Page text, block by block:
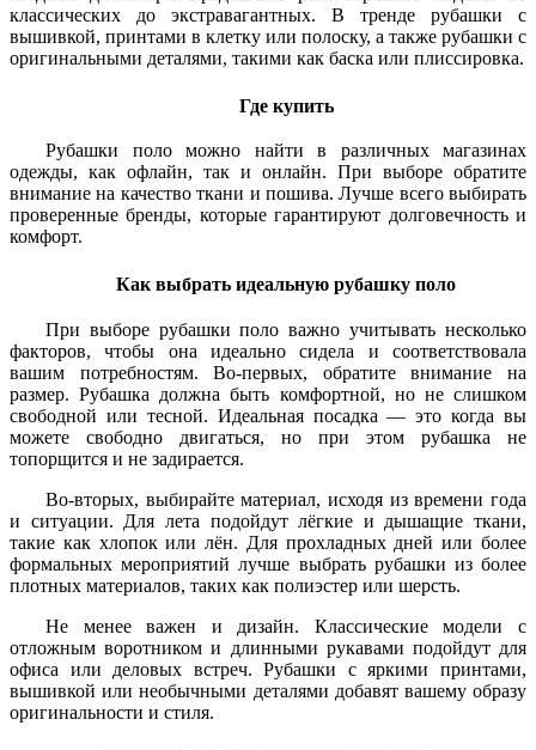
классических до экстравагантных. В тренде рубашки с
вышивкой, принтами в клетку или полоску, а также рубашки с
оригинальными деталями, такими как баска или плиссировка.
Где купить
Рубашки поло можно найти в различных магазинах
одежды, как офлайн, так и онлайн. При выборе обратите
внимание на качество ткани и пошива. Лучше всего выбирать
проверенные бренды, которые гарантируют долговечность и
комфорт.
Как выбрать идеальную рубашку поло
При выборе рубашки поло важно учитывать несколько
факторов, чтобы она идеально сидела и соответствовала
вашим потребностям. Во-первых, обратите внимание на
размер. Рубашка должна быть комфортной, но не слишком
свободной или тесной. Идеальная посадка — это когда вы
можете свободно двигаться, но при этом рубашка не
топорщится и не задирается.
Во-вторых, выбирайте материал, исходя из времени года
и ситуации. Для лета подойдут лёгкие и дышащие ткани,
такие как хлопок или лён. Для прохладных дней или более
формальных мероприятий лучше выбрать рубашки из более
плотных материалов, таких как полиэстер или шерсть.
Не менее важен и дизайн. Классические модели с
отложным воротником и длинными рукавами подойдут для
офиса или деловых встреч. Рубашки с яркими принтами,
вышивкой или необычными деталями добавят вашему образу
оригинальности и стиля.